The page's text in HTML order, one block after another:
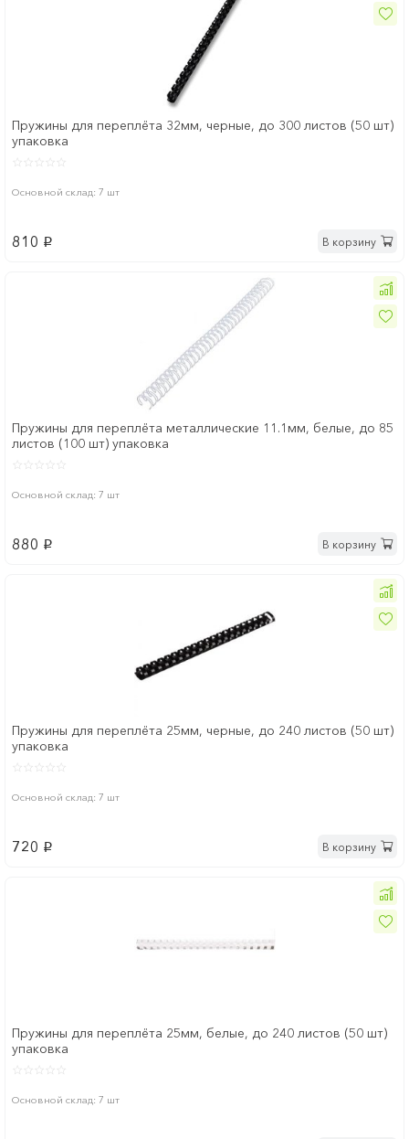
Пружины для переплёта 32мм, черные, до 300 листов (50 шт)
упаковка
Основной склад: 7 шт
810 p В корзину
Пружины для переплёта металлические 11.1мм, белые, до 85
листов (100 шт) упаковка
Основной склад: 7 шт
880 p В корзину
Пружины для переплёта 25мм, черные, до 240 листов (50 шт)
упаковка
Основной склад: 7 шт
720 p В корзину
Пружины для переплёта 25мм, белые, до 240 листов (50 шт)
упаковка
Основной склад: 7 шт